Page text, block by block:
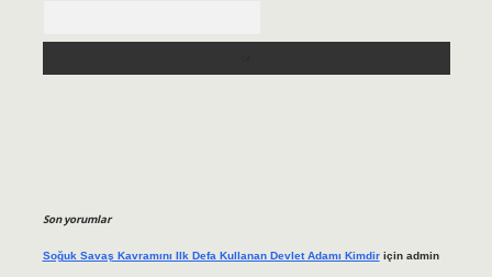
Son yorumlar
Soğuk Savaş Kavramını Ilk Defa Kullanan Devlet Adamı Kimdiriçin admin